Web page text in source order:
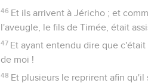
46 Et ils arrivent à Jéricho ; et
l'aveugle, le fils de Timée, était
47 Et ayant entendu dire que
de moi !
48 Et plusieurs le reprirent afin